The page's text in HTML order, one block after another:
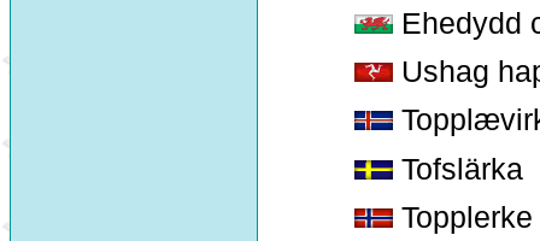
Ehedydd
Ushag
Tofslärka
Topplerke